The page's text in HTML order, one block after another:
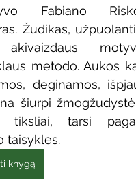
Fabiano
Žudikas,
metodo. Aukos
deginamos,
šiurpi
tiksliai, tarsi
taisykles.
knygą